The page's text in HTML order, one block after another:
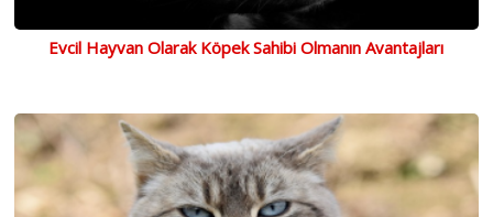
Evcil Hayvan Olarak Köpek Sahibi Olmanın Avantajları